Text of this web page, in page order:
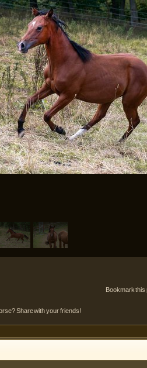
Bookmark
Share with your friends!